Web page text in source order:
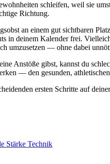
schleifen, weil sie
Richtung.
an einem gut sichtbaren
in deinem Kalender frei.
umzusetzen — ohne dabei
Anstöße gibst, kannst du
— den gesunden,
ersten Schritte auf
Stärke Technik